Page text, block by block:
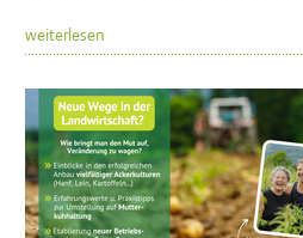
weiterlesen